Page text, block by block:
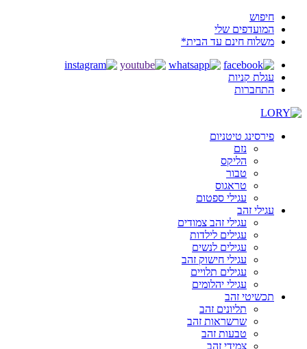
חיפוש
המועדפים שלי
משלוח חינם עד הבית*
עגלת קניות
התחברות
פירסינג טיטניום
נזם
הליקס
טבור
טראגוס
עגילי ספטום
עגילי זהב
עגילי זהב צמודים
עגילים לילדות
עגילים לנשים
עגילי חישוק זהב
עגילים תלויים
עגילי יהלומים
תכשיטי זהב
תליונים זהב
שרשראות זהב
טבעות זהב
צמידי זהב